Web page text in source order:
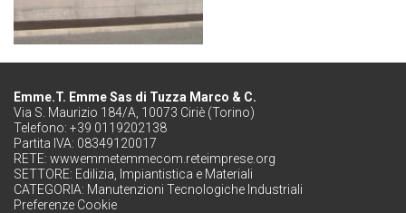
Emme.T. Emme Sas di Tuzza Marco & C.
Via S. Maurizio 184/A, 10073 Ciriè (Torino)
Telefono: +39 0119202138
Partita IVA: 08349120017
RETE: wwwemmetemmecom.reteimprese.org
SETTORE: Edilizia, Impiantistica e Materiali
CATEGORIA: Manutenzioni Tecnologiche Industriali
Preferenze Cookie